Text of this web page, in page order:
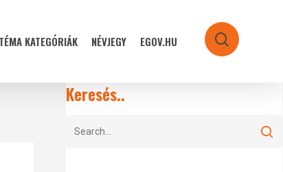
TÉMA KATEGÓRIÁK NÉVJEGY EGOV.HU search
Keresés..